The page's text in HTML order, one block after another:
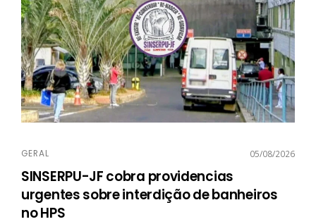
GERAL 05/08/2026
SINSERPU-JF cobra providencias
urgentes sobre interdição de banheiros
no HPS